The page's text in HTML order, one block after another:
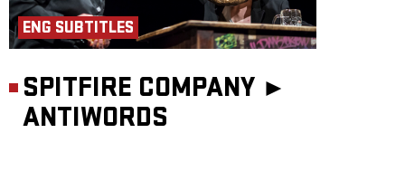
ENG SUBTITLES
SPITFIRE COMPANY ►
ANTIWORDS